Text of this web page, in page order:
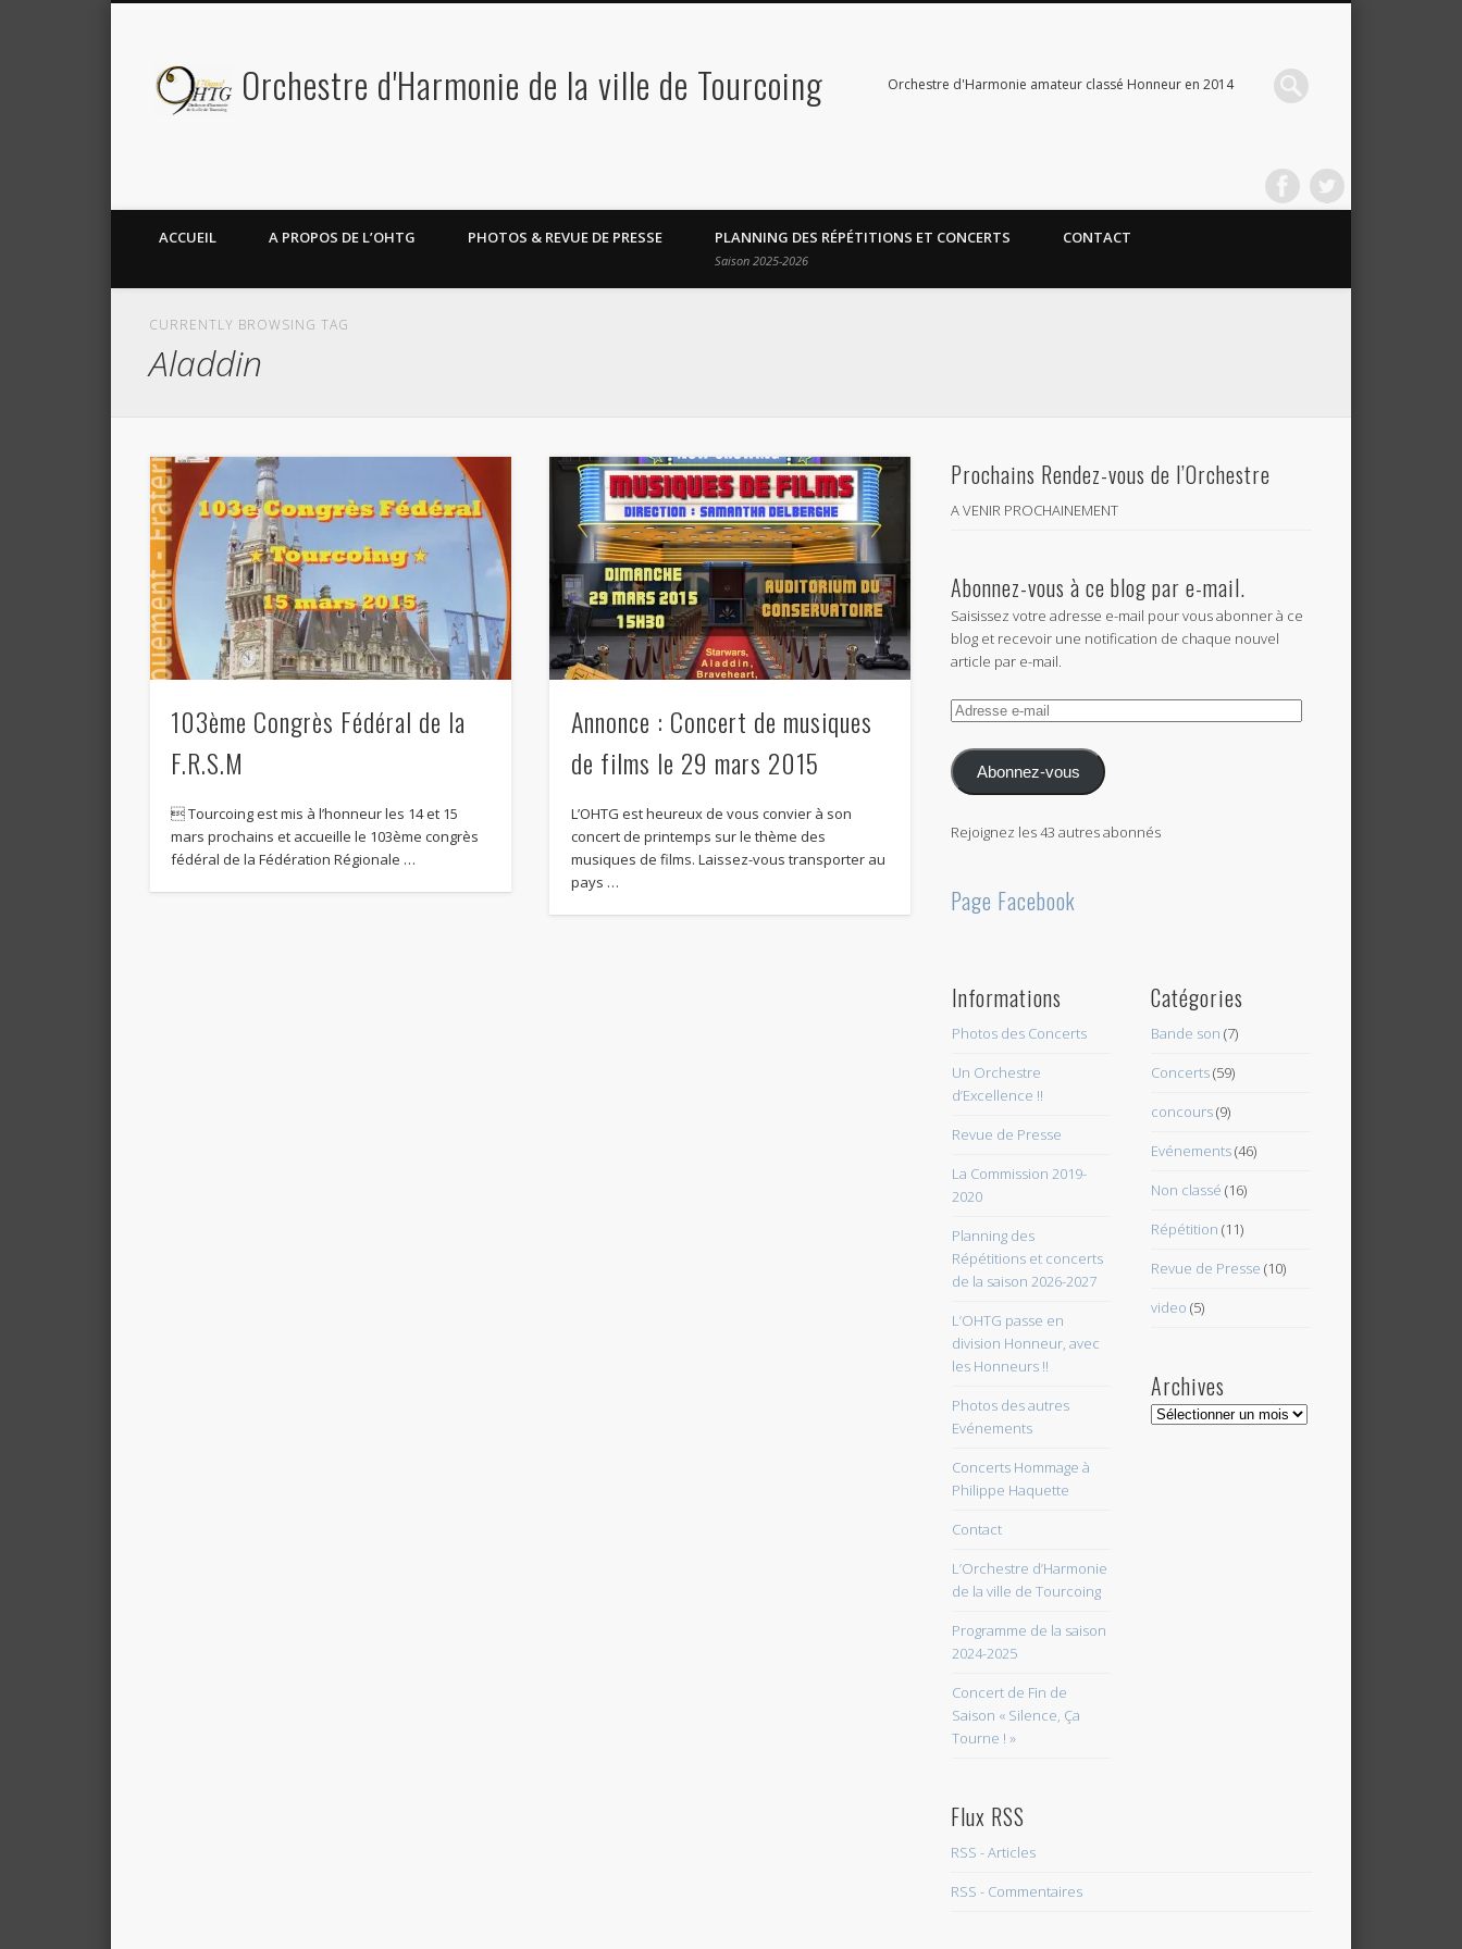
Orchestre d'Harmonie de la ville de Tourcoing Orchestre d'Harmonie amateur classé Honneur en 2014
ACCUEIL A PROPOS DE L’OHTG PHOTOS & REVUE DE PRESSE PLANNING DES RÉPÉTITIONS ET CONCERTS
Saison 2025-2026
CONTACT
CURRENTLY BROWSING TAG
Aladdin
103ème Congrès Fédéral de la
F.R.S.M
 Tourcoing est mis à l’honneur les 14 et 15
mars prochains et accueille le 103ème congrès
fédéral de la Fédération Régionale …
Annonce : Concert de musiques
de films le 29 mars 2015
L’OHTG est heureux de vous convier à son
concert de printemps sur le thème des
musiques de films. Laissez-vous transporter au
pays …
Prochains Rendez-vous de l’Orchestre
A VENIR PROCHAINEMENT
Abonnez-vous à ce blog par e-mail.
Saisissez votre adresse e-mail pour vous abonner à ce
blog et recevoir une notification de chaque nouvel
article par e-mail.
Adresse
mail
Abonnez-vous
Rejoignez les 43 autres abonnés
Page Facebook
Informations
Photos des Concerts
Un Orchestre
d’Excellence !!
Revue de Presse
La Commission 2019-
2020
Planning des
Répétitions et concerts
de la saison 2026-2027
L’OHTG passe en
division Honneur, avec
les Honneurs !!
Photos des autres
Evénements
Concerts Hommage à
Philippe Haquette
Contact
L’Orchestre d’Harmonie
de la ville de Tourcoing
Programme de la saison
2024-2025
Concert de Fin de
Saison « Silence, Ça
Tourne ! »
Catégories
Bande son (7)
Concerts(59)
concours(9)
Evénements(46)
Non classé (16)
Répétition (11)
Revue de Presse (10)
video (5)
Archives
Archives
Flux RSS
RSS - Articles
RSS - Commentaires